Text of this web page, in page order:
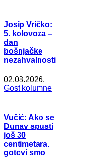
Josip Vričko:
5. kolovoza –
dan
bošnjačke
nezahvalnosti
02.08.2026.
Gost kolumne
Vučić: Ako se
Dunav spusti
još 30
centimetara,
gotovi smo